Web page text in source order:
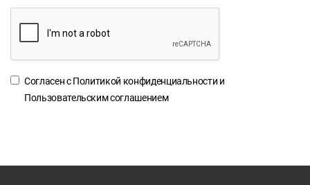
Согласен сПолитикой конфиденциальности и
Пользовательским соглашением